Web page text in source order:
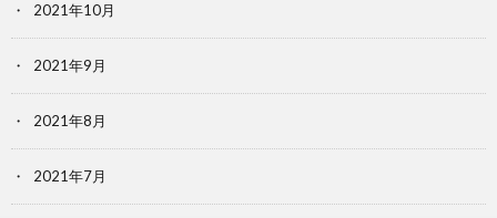
2021年10月
2021年9月
2021年8月
2021年7月